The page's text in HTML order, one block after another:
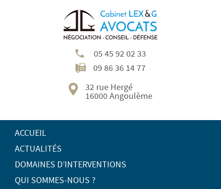
05 45 92 02 33
09 86 36 14 77
32 rue Hergé
16000 Angoulème
ACCUEIL
ACTUALITÉS
DOMAINES D’INTERVENTIONS
QUI SOMMES-NOUS ?